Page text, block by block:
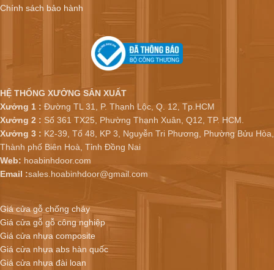
Chính sách bảo hành
HỆ THỐNG XƯỞNG SẢN XUẤT
Xưởng 1 : Đường TL 31, P. Thạnh Lộc, Q. 12, Tp.HCM
Xưởng 2 : Số 361 TX25, Phường Thạnh Xuân, Q12, TP. HCM.
Xưởng 3 : K2-39, Tổ 48, KP 3, Nguyễn Tri Phương, Phường Bửu Hòa,
Thành phố Biên Hoà, Tỉnh Đồng Nai
Web: hoabinhdoor.com
Email :sales.hoabinhdoor@gmail.com
Giá cửa gỗ chống cháy
Giá cửa gỗ gỗ công nghiệp
Giá cửa nhựa composite
Giá cửa nhựa abs hàn quốc
Giá cửa nhựa đài loan